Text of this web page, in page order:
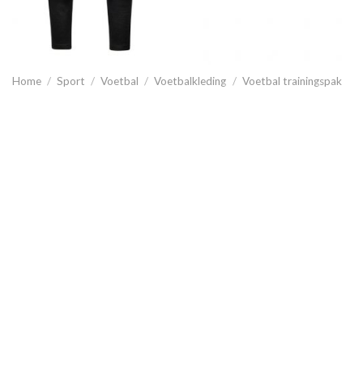
Home / Sport / Voetbal / Voetbalkleding / Voetbal trainingspak